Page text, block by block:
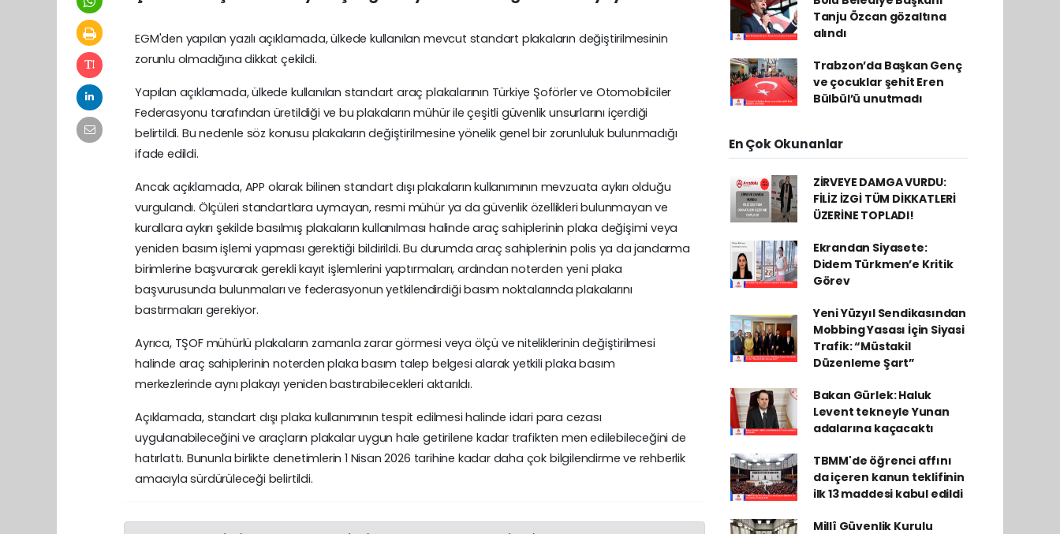
EGM'den yapılan yazılı açıklamada, ülkede kullanılan mevcut standart plakaların değiştirilmesinin
zorunlu olmadığına dikkat çekildi.
Yapılan açıklamada, ülkede kullanılan standart araç plakalarının Türkiye Şoförler ve Otomobilciler
Federasyonu tarafından üretildiği ve bu plakaların mühür ile çeşitli güvenlik unsurlarını içerdiği
belirtildi. Bu nedenle söz konusu plakaların değiştirilmesine yönelik genel bir zorunluluk bulunmadığı
ifade edildi.
Ancak açıklamada, APP olarak bilinen standart dışı plakaların kullanımının mevzuata aykırı olduğu
vurgulandı. Ölçüleri standartlara uymayan, resmi mühür ya da güvenlik özellikleri bulunmayan ve
kurallara aykırı şekilde basılmış plakaların kullanılması halinde araç sahiplerinin plaka değişimi veya
yeniden basım işlemi yapması gerektiği bildirildi. Bu durumda araç sahiplerinin polis ya da jandarma
birimlerine başvurarak gerekli kayıt işlemlerini yaptırmaları, ardından noterden yeni plaka
başvurusunda bulunmaları ve federasyonun yetkilendirdiği basım noktalarında plakalarını
bastırmaları gerekiyor.
Ayrıca, TŞOF mühürlü plakaların zamanla zarar görmesi veya ölçü ve niteliklerinin değiştirilmesi
halinde araç sahiplerinin noterden plaka basım talep belgesi alarak yetkili plaka basım
merkezlerinde aynı plakayı yeniden bastırabilecekleri aktarıldı.
Açıklamada, standart dışı plaka kullanımının tespit edilmesi halinde idari para cezası
uygulanabileceğini ve araçların plakalar uygun hale getirilene kadar trafikten men edilebileceğini de
hatırlattı. Bununla birlikte denetimlerin 1 Nisan 2026 tarihine kadar daha çok bilgilendirme ve rehberlik
amacıyla sürdürüleceği belirtildi.
Tanju Özcan gözaltına
alındı
Trabzon’da Başkan Genç
ve çocuklar şehit Eren
Bülbül’ü unutmadı
En Çok Okunanlar
ZİRVEYE DAMGA VURDU:
FİLİZ İZGİ TÜM DİKKATLERİ
ÜZERİNE TOPLADI!
Ekrandan Siyasete:
Didem Türkmen’e Kritik
Görev
Yeni Yüzyıl Sendikasından
Mobbing Yasası İçin Siyasi
Trafik: “Müstakil
Düzenleme Şart”
Bakan Gürlek: Haluk
Levent tekneyle Yunan
adalarına kaçacaktı
TBMM'de öğrenci affını
da içeren kanun teklifinin
ilk 13 maddesi kabul edildi
Millî Güvenlik Kurulu